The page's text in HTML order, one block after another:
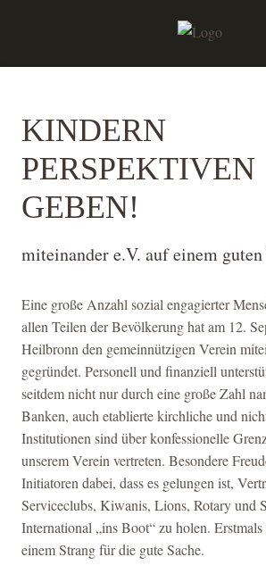
KINDERN
PERSPEKTIVEN
GEBEN!
miteinander e.V. auf einem
Eine große Anzahl sozial engagierter
allen Teilen der Bevölkerung hat am 12.
Heilbronn den gemeinnützigen Verein
gegründet. Personell und finanziell
seitdem nicht nur durch eine große Zahl
Banken, auch etablierte kirchliche und
Institutionen sind über konfessionelle
unserem Verein vertreten. Besondere
Initiatoren dabei, dass es gelungen ist,
Serviceclubs, Kiwanis, Lions, Rotary und
International „ins Boot“ zu holen.
einem Strang für die gute Sache.